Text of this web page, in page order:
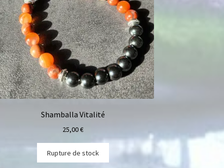
Shamballa Vitalité
25,00€
Rupture de stock